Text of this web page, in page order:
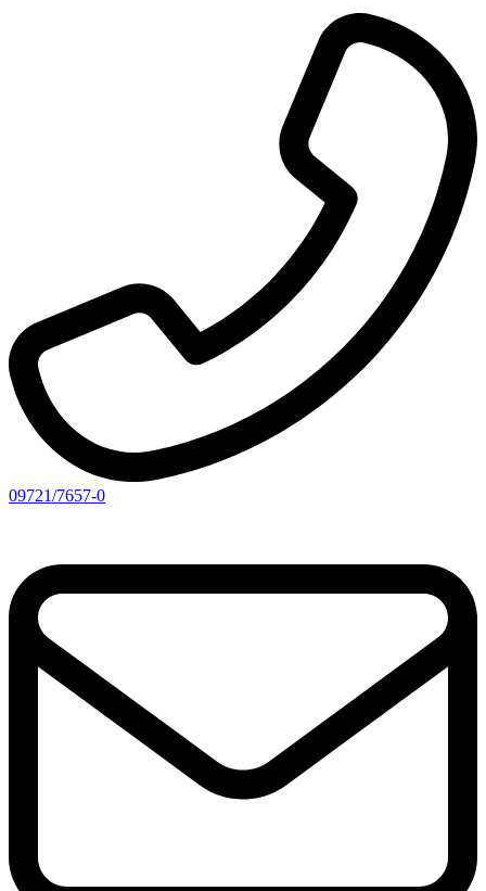
09721/7657-0